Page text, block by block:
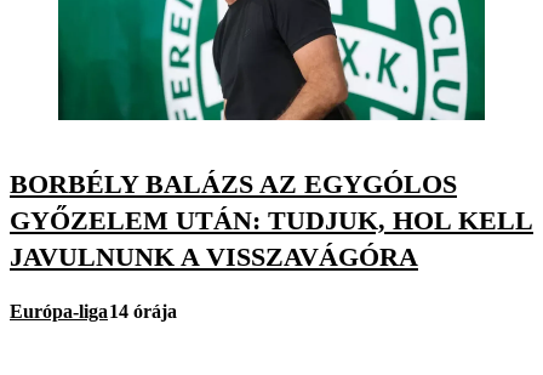
BORBÉLY BALÁZS AZ EGYGÓLOS
GYŐZELEM UTÁN: TUDJUK, HOL KELL
JAVULNUNK A VISSZAVÁGÓRA
Európa-liga14 órája